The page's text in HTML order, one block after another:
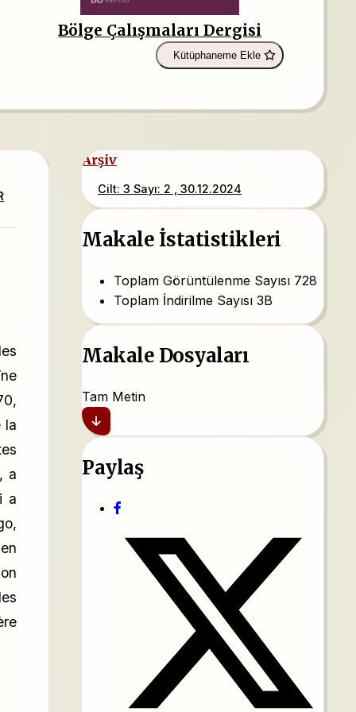
Bölge Çalışmaları Dergisi
Kütüphaneme Ekle
la
a
a
Arşiv
Cilt: 3 Sayı: 2 , 30.12.2024
Makale İstatistikleri
Toplam Görüntülenme Sayısı 728
Toplam İndirilme Sayısı 3B
Makale Dosyaları
Tam Metin
Paylaş